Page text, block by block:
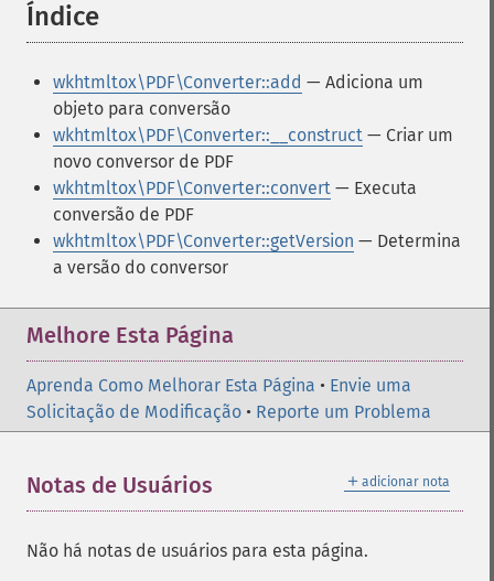
Índice
wkhtmltox\PDF\Converter::add — Adiciona um
objeto para conversão
wkhtmltox\PDF\Converter::__construct — Criar um
novo conversor de PDF
wkhtmltox\PDF\Converter::convert — Executa
conversão de PDF
wkhtmltox\PDF\Converter::getVersion — Determina
a versão do conversor
Melhore Esta Página
Aprenda Como Melhorar Esta Página • Envie uma
Solicitação de Modificação • Reporte um Problema
＋ adicionar nota
Notas de Usuários
Não há notas de usuários para esta página.